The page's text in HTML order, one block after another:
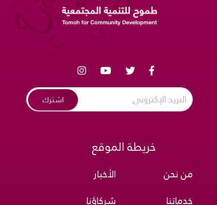
اشترك
خريطة الموقع
من نحن
خدماتنا
الأخبار
شركاؤنا